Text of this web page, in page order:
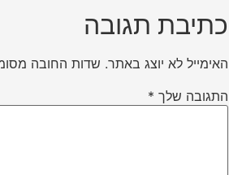
כתיבת תגובה
האימייל לא יוצג באתר. שדות החובה
התגובה שלך *